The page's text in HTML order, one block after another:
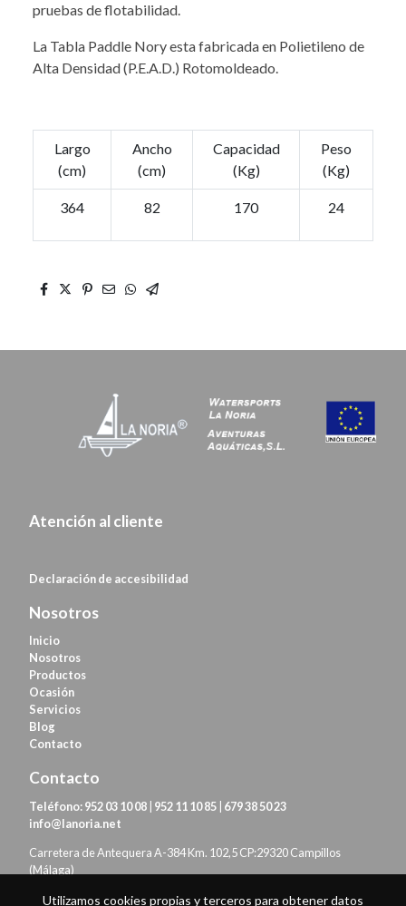
pruebas de flotabilidad.
La Tabla Paddle Nory esta fabricada en Polietileno de
Alta Densidad (P.E.A.D.) Rotomoldeado.
Largo
(cm)
Ancho
(cm)
Capacidad
(Kg)
Peso
(Kg)
364 82 170 24
Atención al cliente
Declaración de accesibilidad
Nosotros
Inicio
Nosotros
Productos
Ocasión
Servicios
Blog
Contacto
Contacto
Teléfono:952 03 10 08 952 11 10 85 679 38 50 23
info@lanoria.net
Carretera de Antequera A-384 Km. 102,5 CP:29320 Campillos
(Málaga)
Utilizamos cookies propias y terceros para obtener datos